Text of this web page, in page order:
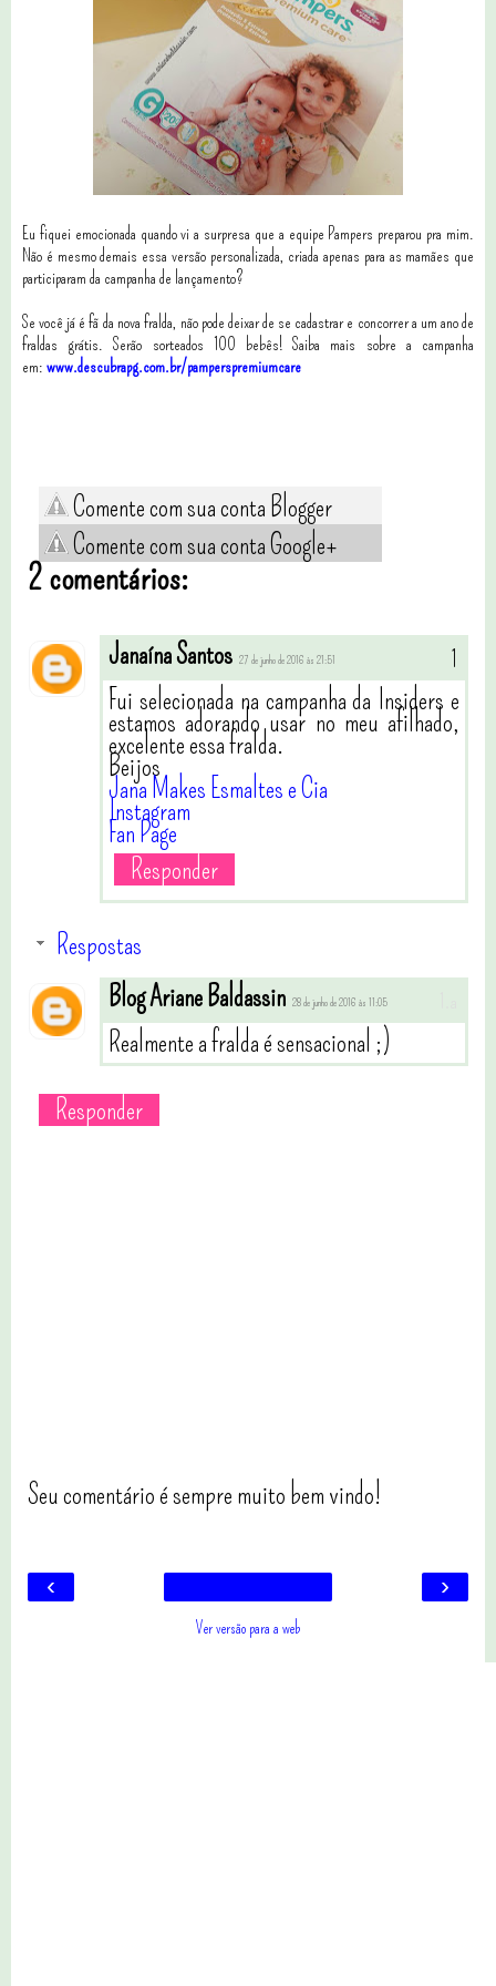
Eu fiquei emocionada quando vi a surpresa que a equipe Pampers preparou pra mim.
Não é mesmo demais essa versão personalizada, criada apenas para as mamães que
participaram da campanha de lançamento?
Se você já é fã da nova fralda, não pode deixar de se cadastrar e concorrer a um ano de
fraldas grátis. Serão sorteados 100 bebês! Saiba mais sobre a campanha
em: www.descubrapg.com.br/pamperspremiumcare
Comente com sua conta Blogger
Comente com sua conta Google+
2 comentários:
Janaína Santos 27 de junho de 2016 às 21:51
Fui selecionada na campanha da Insiders e
estamos adorando usar no meu afilhado,
excelente essa fralda.
Beijos
Jana Makes Esmaltes e Cia
Instagram
Fan Page
Responder
Respostas
Blog Ariane Baldassin 28 de junho de 2016 às 11:05
Realmente a fralda é sensacional ;)
Responder
Seu comentário é sempre muito bem vindo!
‹ ›
Ver versão para a web